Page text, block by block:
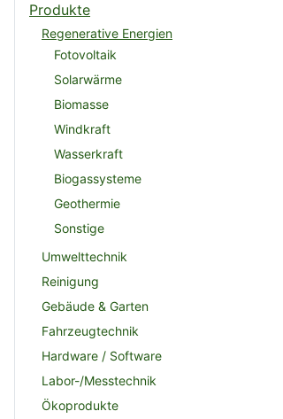
Produkte
Regenerative Energien
Fotovoltaik
Solarwärme
Biomasse
Windkraft
Wasserkraft
Biogassysteme
Geothermie
Sonstige
Umwelttechnik
Reinigung
Gebäude & Garten
Fahrzeugtechnik
Hardware / Software
Labor-/Messtechnik
Ökoprodukte